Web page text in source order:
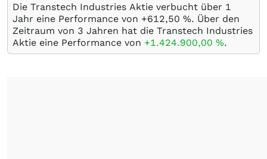
Die Transtech Industries Aktie verbucht über 1
Jahr eine Performance von +612,50 %. Über den
Zeitraum von 3 Jahren hat die Transtech Industries
Aktie eine Performance von +1.424.900,00 %.